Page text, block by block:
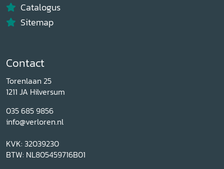
Catalogus
Sitemap
Contact
Torenlaan 25
1211 JA Hilversum
035 685 9856
info@verloren.nl
KVK: 32039230
BTW: NL805459716B01